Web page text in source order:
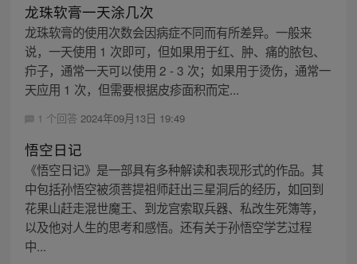
龙珠软膏一天涂几次
龙珠软膏的使用次数会因病症不同而有所差异。一般来
说，一天使用 1 次即可，但如果用于红、肿、痛的脓包、
疖子，通常一天可以使用 2 - 3 次；如果用于烫伤，通常一
天应用 1 次，但需要根据皮疹面积而定...
1 个回答 2024年09月13日 19:49
悟空日记
《悟空日记》是一部具有多种解读和表现形式的作品。其
中包括孙悟空被须菩提祖师赶出三星洞后的经历，如回到
花果山赶走混世魔王、到龙宫索取兵器、私改生死簿等，
以及他对人生的思考和感悟。还有关于孙悟空学艺过程
中...